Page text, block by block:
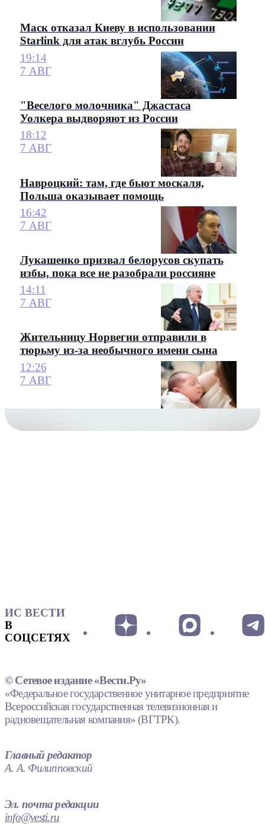
Маск отказал Киеву в использовании
Starlink для атак вглубь России
19:14
7 АВГ
"Веселого молочника" Джастаса
Уолкера выдворяют из России
18:12
7 АВГ
Навроцкий: там, где бьют москаля,
Польша оказывает помощь
16:42
7 АВГ
Лукашенко призвал белорусов скупать
избы, пока все не разобрали россияне
14:11
7 АВГ
Жительницу Норвегии отправили в
тюрьму из-за необычного имени сына
12:26
7 АВГ
ИС ВЕСТИ
В
СОЦСЕТЯХ
© Сетевое издание «Вести.Ру»
«Федеральное государственное унитарное предприятие
Всероссийская государственная телевизионная и
радиовещательная компания» (ВГТРК).
Главный редактор
А. А. Филипповский
Эл. почта редакции
info@vesti.ru